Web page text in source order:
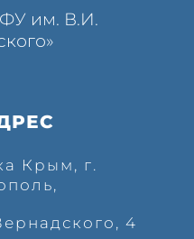
им. В.И.
Крым, г.
4